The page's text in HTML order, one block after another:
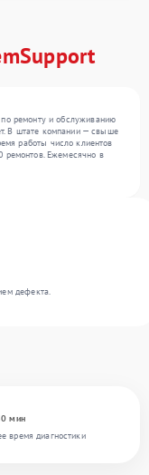
ремонту и обслуживанию
В штате компании — свыше
работы число клиентов
Ежемесячно в
, , . Мы выполняем ремонт
результат благодаря
мин
время диагностики
дефекта.